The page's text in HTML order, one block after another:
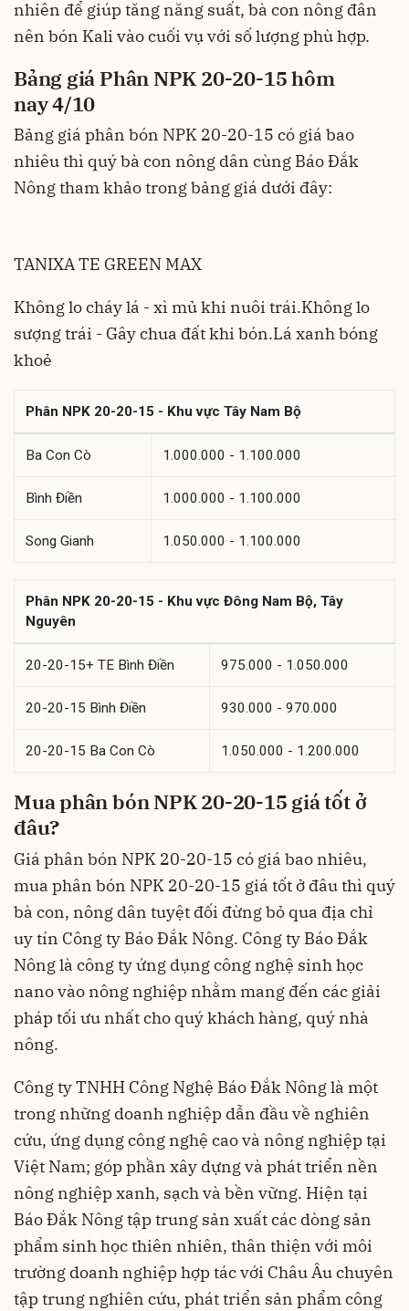
nhiên để giúp tăng năng suất, bà con nông đân
nên bón Kali vào cuối vụ với số lượng phù hợp.
Bảng giá Phân NPK 20-20-15 hôm
nay 4/10
Bảng giá phân bón NPK 20-20-15 có giá bao
nhiêu thì quý bà con nông dân cùng Báo Đắk
Nông tham khảo trong bảng giá dưới đây:
TANIXA TE GREEN MAX
Không lo cháy lá - xì mủ khi nuôi trái.Không lo
sượng trái - Gây chua đất khi bón.Lá xanh bóng
khoẻ
Phân NPK 20-20-15 - Khu vực Tây Nam Bộ
Ba Con Cò 1.000.000 - 1.100.000
Bình Điền 1.000.000 - 1.100.000
Song Gianh 1.050.000 - 1.100.000
Phân NPK 20-20-15 - Khu vực Đông Nam Bộ, Tây
Nguyên
20-20-15+ TE Bình Điền 975.000 - 1.050.000
20-20-15 Bình Điền 930.000 - 970.000
20-20-15 Ba Con Cò 1.050.000 - 1.200.000
Mua phân bón NPK 20-20-15 giá tốt ở
đâu?
Giá phân bón NPK 20-20-15 có giá bao nhiêu,
mua phân bón NPK 20-20-15 giá tốt ở đâu thì quý
bà con, nông dân tuyệt đối đừng bỏ qua địa chỉ
uy tín Công ty Báo Đắk Nông. Công ty Báo Đắk
Nông là công ty ứng dụng công nghệ sinh học
nano vào nông nghiệp nhằm mang đến các giải
pháp tối ưu nhất cho quý khách hàng, quý nhà
nông.
Công ty TNHH Công Nghệ Báo Đắk Nông là một
trong những doanh nghiệp dẫn đầu về nghiên
cứu, ứng dụng công nghệ cao và nông nghiệp tại
Việt Nam; góp phần xây dựng và phát triển nền
nông nghiệp xanh, sạch và bền vững. Hiện tại
Báo Đắk Nông tập trung sản xuất các dòng sản
phẩm sinh học thiên nhiên, thân thiện với môi
trường doanh nghiệp hợp tác với Châu Âu chuyên
tập trung nghiên cứu, phát triển sản phẩm công